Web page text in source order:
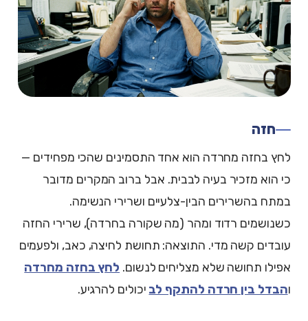
חזה
לחץ בחזה מחרדה הוא אחד התסמינים שהכי מפחידים —
כי הוא מזכיר בעיה לבבית. אבל ברוב המקרים מדובר
במתח בהשרירים הבין-צלעיים ושרירי הנשימה.
כשנושמים רדוד ומהר (מה שקורה בחרדה), שרירי החזה
עובדים קשה מדי. התוצאה: תחושת לחיצה, כאב, ולפעמים
אפילו תחושה שלא מצליחים לנשום. לחץ בחזה מחרדה
והבדל בין חרדה להתקף לב יכולים להרגיע.